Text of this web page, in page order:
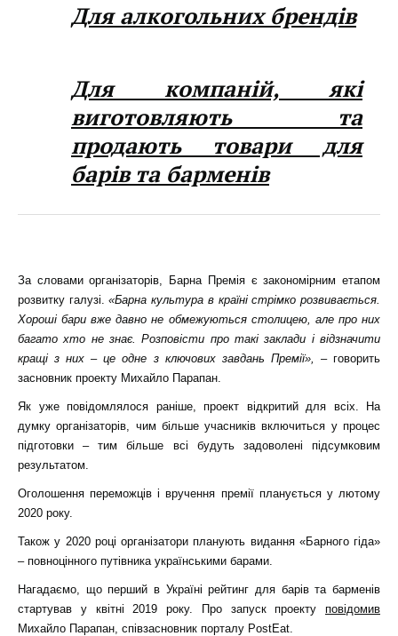
Для алкогольних брендів
Для компаній, які
виготовляють та
продають товари для
барів та барменів
За словами організаторів, Барна Премія є закономірним етапом
розвитку галузі. «Барна культура в країні стрімко розвивається.
Хороші бари вже давно не обмежуються столицею, але про них
багато хто не знає. Розповісти про такі заклади і відзначити
кращі з них–це одне з ключових завдань Премії», – говорить
засновник проекту Михайло Парапан.
Як уже повідомлялося раніше, проект відкритий для всіх. На
думку організаторів, чим більше учасників включиться у процес
підготовки – тим більше всі будуть задоволені підсумковим
результатом.
Оголошення переможців і вручення премії планується у лютому
2020 року.
Також у 2020 році організатори планують видання «Барного гіда»
– повноцінного путівника українськими барами.
Нагадаємо, що перший в Україні рейтинг для барів та барменів
стартував у квітні 2019 року. Про запуск проекту повідомив
Михайло Парапан, співзасновник порталу PostEat.